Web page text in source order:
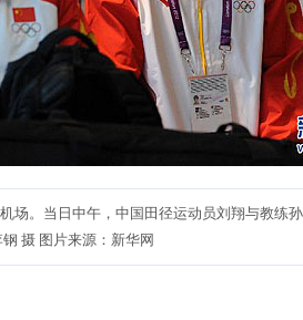
场。当日中午，中国田径运动员刘翔与教练
摄 图片来源：新华网